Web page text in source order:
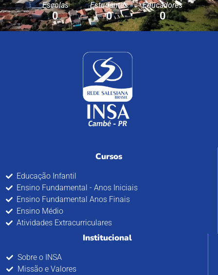
Escolas
0
Estudantes
0
Educadores
0
Cursos
Educação Infantil
Ensino Fundamental - Anos Iniciais
Ensino Fundamental Anos Finais
Ensino Médio
Atividades Extracurriculares
Institucional
Sobre o INSA
Missão e Valores